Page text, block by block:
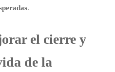
.
el cierre y
de la